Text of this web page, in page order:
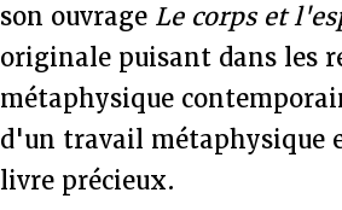
son ouvrage Le corps et
originale puisant dans les
métaphysique
d'un travail métaphysique
livre précieux.